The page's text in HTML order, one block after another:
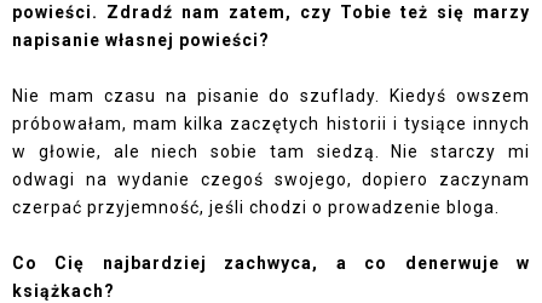
powieści. Zdradź nam zatem, czy Tobie też się marzy
napisanie własnej powieści?
Nie mam czasu na pisanie do szuflady. Kiedyś owszem
próbowałam, mam kilka zaczętych historii i tysiące innych
w głowie, ale niech sobie tam siedzą. Nie starczy mi
odwagi na wydanie czegoś swojego, dopiero zaczynam
czerpać przyjemność, jeśli chodzi o prowadzenie bloga.
Co Cię najbardziej zachwyca, a co denerwuje w
książkach?